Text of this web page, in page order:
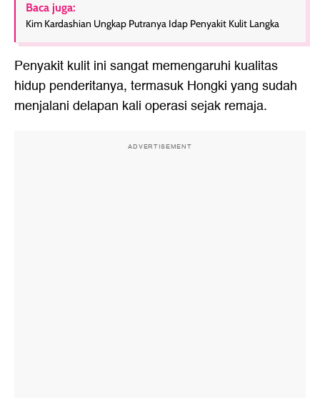
Baca juga:
Kim Kardashian Ungkap Putranya Idap Penyakit Kulit Langka
Penyakit kulit ini sangat memengaruhi kualitas
hidup penderitanya, termasuk Hongki yang sudah
menjalani delapan kali operasi sejak remaja.
ADVERTISEMENT